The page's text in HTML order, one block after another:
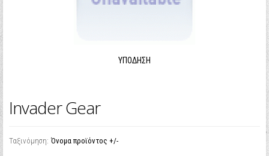
ΥΠΌΔΗΣΗ
Invader Gear
Ταξινόμηση: Όνομα προϊόντος +/-